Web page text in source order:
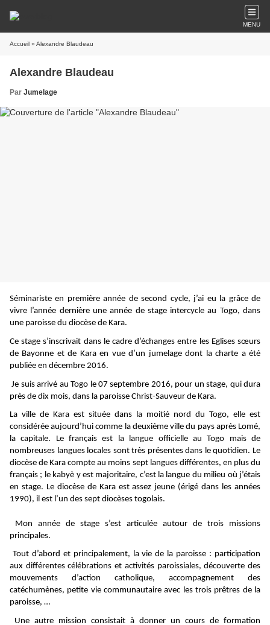
MENU
Accueil » Alexandre Blaudeau
Alexandre Blaudeau
Par Jumelage
Séminariste en première année de second cycle, j’ai eu la grâce de
vivre l’année dernière une année de stage intercycle au Togo, dans
une paroisse du diocèse de Kara.
Ce stage s’inscrivait dans le cadre d’échanges entre les Eglises sœurs
de Bayonne et de Kara en vue d’un jumelage dont la charte a été
publiée en décembre 2016.
Je suis arrivé au Togo le 07 septembre 2016, pour un stage, qui dura
près de dix mois, dans la paroisse Christ-Sauveur de Kara.
La ville de Kara est située dans la moitié nord du Togo, elle est
considérée aujourd’hui comme la deuxième ville du pays après Lomé,
la capitale. Le français est la langue officielle au Togo mais de
nombreuses langues locales sont très présentes dans le quotidien. Le
diocèse de Kara compte au moins sept langues différentes, en plus du
français ; le kabyè y est majoritaire, c’est la langue du milieu où j’étais
en stage. Le diocèse de Kara est assez jeune (érigé dans les années
1990), il est l’un des sept diocèses togolais.
Mon année de stage s’est articulée autour de trois missions
principales.
Tout d’abord et principalement, la vie de la paroisse : participation
aux différentes célébrations et activités paroissiales, découverte des
mouvements d’action catholique, accompagnement des
catéchumènes, petite vie communautaire avec les trois prêtres de la
paroisse, …
Une autre mission consistait à donner un cours de formation